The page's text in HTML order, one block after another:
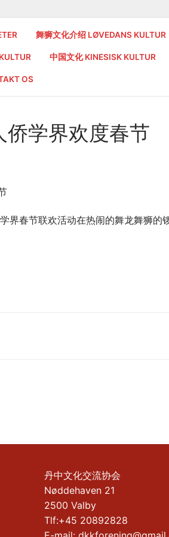
舞狮文化介绍 LØVEDANS KULTUR
中国文化 KINESISK KULTUR
OS
学界欢度春节
界春节联欢活动在热闹的舞龙舞狮的
丹中文化交流协会
Nøddehaven 21
2500 Valby
Tlf:+45 20892828